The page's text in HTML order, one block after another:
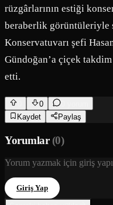
rüzgârlarının estiği
beraberlik görüntüleriyle
Konservatuvarı şefi
Gündoğan’a çiçek
etti.
0
Kaydet
Paylaş
Yorumlar (0)
Yorum yazmak için giriş
Giriş Yap